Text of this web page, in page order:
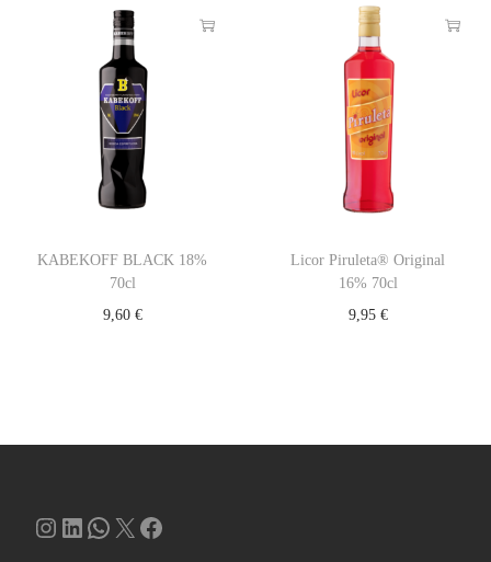
KABEKOFF BLACK 18%
70cl
9,60 €
Licor Piruleta® Original
16% 70cl
9,95 €
Instagram LinkedIn WhatsApp X Facebook